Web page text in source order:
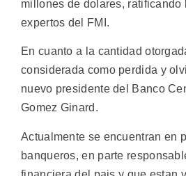
millones de dolares, ratificando
expertos del FMI.
En cuanto a la cantidad
considerada como perdida y
nuevo presidente del Banco
Gomez Ginard.
Actualmente se encuentran en
banqueros, en parte